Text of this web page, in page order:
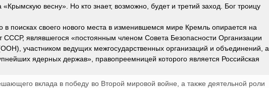
весну». Но кто знает, возможно, будет и третий заход. Бог троицу
в поисках своего нового места в изменившемся мире Кремль опирается на
СССР, являвшегося «постоянным членом Совета Безопасности Организации
участником ведущих межгосударственных организаций и объединений, а
ядерных держав», правопреемницей которого является Российская
вклада в победу во Второй мировой войне, а также деятельной роли